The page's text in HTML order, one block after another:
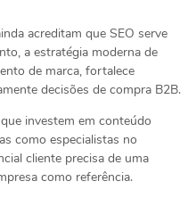
acreditam que SEO serve
a estratégia moderna de
de marca, fortalece
decisões de compra B2B.
investem em conteúdo
como especialistas no
cliente precisa de uma
como referência.